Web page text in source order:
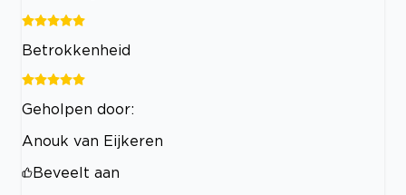
Betrokkenheid
Geholpen door:
Anouk van Eijkeren
Beveelt aan